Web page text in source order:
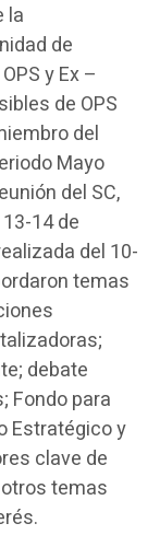
la
de
y Ex –
de OPS
del
Mayo
del SC,
14 de
del 10-
temas
debate
Fondo para
Estratégico y
clave de
temas